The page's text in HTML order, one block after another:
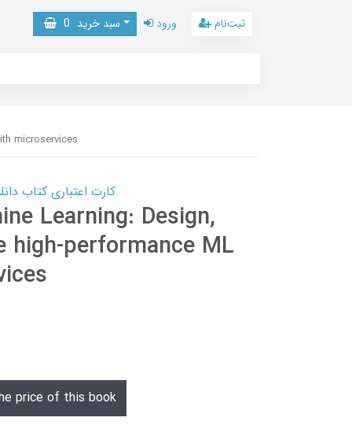
سبد خرید 0 ورود ثبت‌نام
microservices
کارت اعتباری کتاب دانلود با 10,000,000 اعتبار دانلود
Learning: Design,
high-performance ML
price of this book